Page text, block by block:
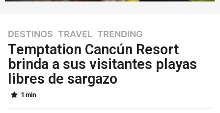
7
a
ñ
o
a
DESTINOS ,TRAVEL ,TRENDING
Temptation Cancún Resort
brinda a sus visitantes playas
libres de sargazo
1 min